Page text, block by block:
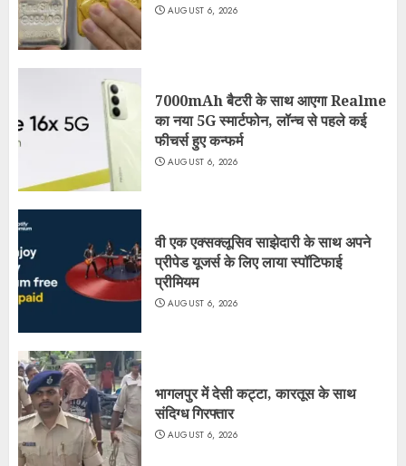
AUGUST 6, 2026
7000mAh बैटरी के साथ आएगा Realme
का नया 5G स्मार्टफोन, लॉन्च से पहले कई
फीचर्स हुए कन्फर्म
AUGUST 6, 2026
वी एक एक्सक्लूसिव साझेदारी के साथ अपने
प्रीपेड यूजर्स के लिए लाया स्पॉटिफाई
प्रीमियम
AUGUST 6, 2026
भागलपुर में देसी कट्टा, कारतूस के साथ
संदिग्ध गिरफ्तार
AUGUST 6, 2026